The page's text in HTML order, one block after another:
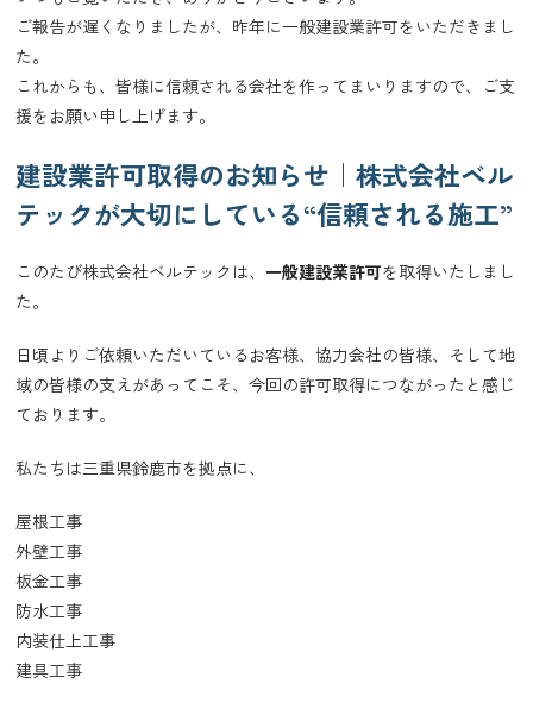
ご報告が遅くなりましたが、昨年に一般建設業許可をいただきまし
た。
これからも、皆様に信頼される会社を作ってまいりますので、ご支
援をお願い申し上げます。
建設業許可取得のお知らせ｜株式会社ベル
テックが大切にしている“信頼される施工”
このたび株式会社ベルテックは、 一般建設業許可を取得いたしまし
た。
日頃よりご依頼いただいているお客様、協力会社の皆様、そして地
域の皆様の支えがあってこそ、今回の許可取得につながったと感じ
ております。
私たちは三重県鈴鹿市を拠点に、
屋根工事
外壁工事
板金工事
防水工事
内装仕上工事
建具工事